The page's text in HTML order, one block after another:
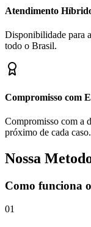
Atendimento
Disponibilidade para
todo o Brasil.
Compromisso com
Compromisso com a
próximo de cada caso.
Nossa
Como funciona
01